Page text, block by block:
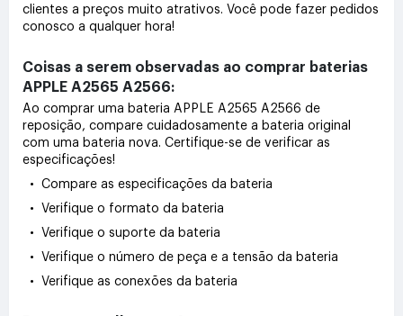
clientes a preços muito atrativos. Você pode fazer pedidos
conosco a qualquer hora!
Coisas a serem observadas ao comprar baterias
APPLE A2565 A2566:
Ao comprar uma bateria APPLE A2565 A2566 de
reposição, compare cuidadosamente a bateria original
com uma bateria nova. Certifique-se de verificar as
especificações!
• Compare as especificações da bateria
• Verifique o formato da bateria
• Verifique o suporte da bateria
• Verifique o número de peça e a tensão da bateria
• Verifique as conexões da bateria